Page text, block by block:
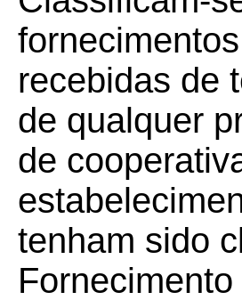
recebidas de
de qualquer
de
tenham sido